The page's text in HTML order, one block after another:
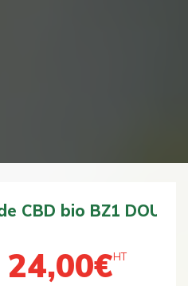
BZ1 DOUCE
€HT